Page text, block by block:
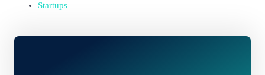
Startups